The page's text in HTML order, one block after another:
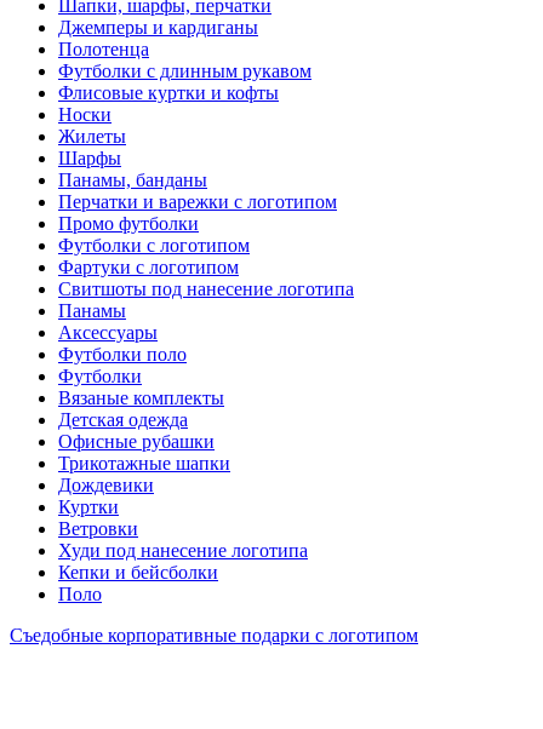
Шапки, шарфы, перчатки
Джемперы и кардиганы
Полотенца
Футболки с длинным рукавом
Флисовые куртки и кофты
Носки
Жилеты
Шарфы
Панамы, банданы
Перчатки и варежки с логотипом
Промо футболки
Футболки с логотипом
Фартуки с логотипом
Свитшоты под нанесение логотипа
Панамы
Аксессуары
Футболки поло
Футболки
Вязаные комплекты
Детская одежда
Офисные рубашки
Трикотажные шапки
Дождевики
Куртки
Ветровки
Худи под нанесение логотипа
Кепки и бейсболки
Поло
Съедобные корпоративные подарки с логотипом